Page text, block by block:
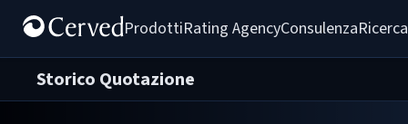
ProdottiRating AgencyConsulenza
Storico Quotazione